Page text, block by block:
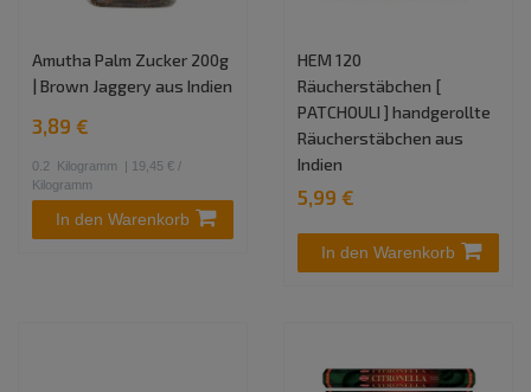
Amutha Palm Zucker 200g
| Brown Jaggery aus Indien
3,89 €
0.2 Kilogramm
| 19,45 € /
Kilogramm
In den Warenkorb
HEM 120
Räucherstäbchen [
PATCHOULI ] handgerollte
Räucherstäbchen aus
Indien
5,99 €
In den Warenkorb